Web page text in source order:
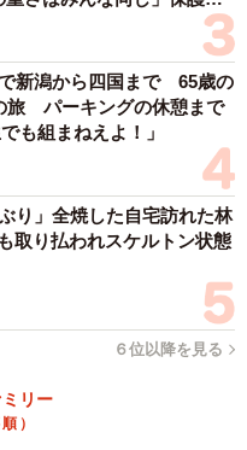
新潟から四国まで 65歳の
旅 パーキングの休憩まで
も組まねえよ！」
り」全焼した自宅訪れた林
り払われスケルトン状態
６位以降を見る
リー
）